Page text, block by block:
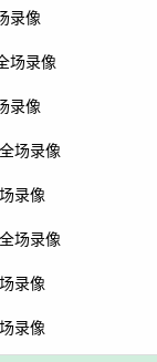
录像
场录像
录像
场录像
录像
场录像
录像
录像